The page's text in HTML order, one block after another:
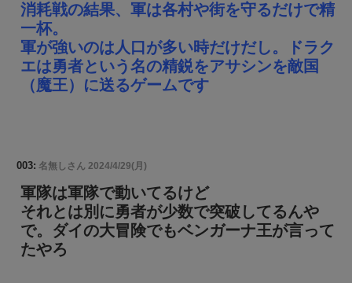
消耗戦の結果、軍は各村や街を守るだけで精
一杯。
軍が強いのは人口が多い時だけだし。ドラク
エは勇者という名の精鋭をアサシンを敵国
（魔王）に送るゲームです
003: 名無しさん 2024/4/29(月)
軍隊は軍隊で動いてるけど
それとは別に勇者が少数で突破してるんや
で。ダイの大冒険でもベンガーナ王が言って
たやろ